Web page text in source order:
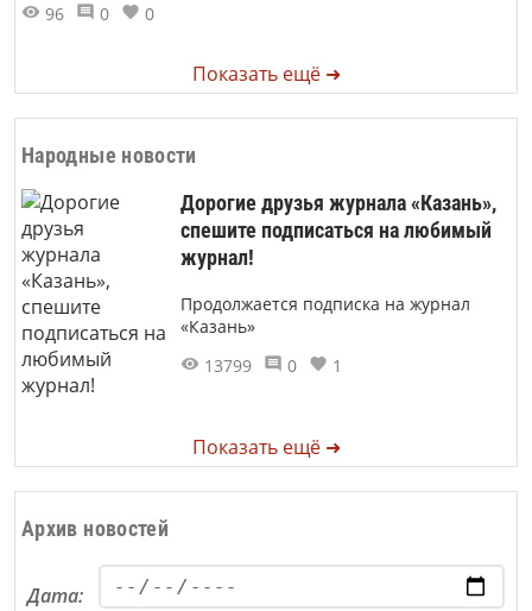
96
0 0
Показать ещё ➜
Народные новости
Дорогие друзья журнала «Казань»,
спешите подписаться на любимый
журнал!
Продолжается подписка на журнал
«Казань»
13799
0 1
Показать ещё ➜
Архив новостей
Дата: